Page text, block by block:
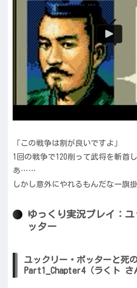
「この戦争は割が良いですよ」
1回の戦争で120削って武将を斬
あ……
しかし意外にやれるもんだな一旗掛
ゆっくり実況プレイ：
ッター
ユックリー・ポッターと死
Part1_Chapter4（ラくト さ